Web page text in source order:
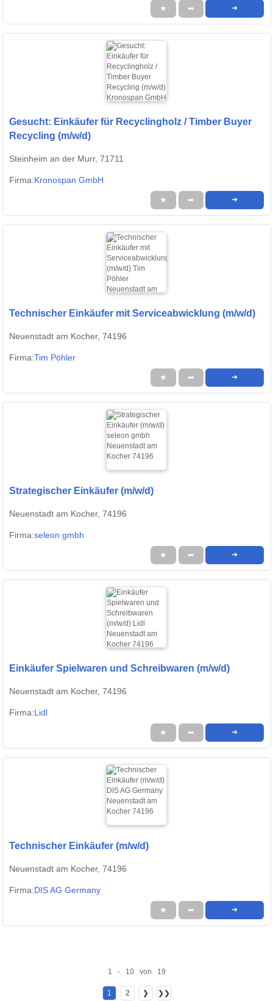
★ ➦ ➜
Gesucht: Einkäufer für Recyclingholz / Timber Buyer
Recycling (m/w/d)
Steinheim an der Murr, 71711
Firma:Kronospan GmbH
★ ➦ ➜
Technischer Einkäufer mit Serviceabwicklung (m/w/d)
Neuenstadt am Kocher, 74196
Firma:Tim Pöhler
★ ➦ ➜
Strategischer Einkäufer (m/w/d)
Neuenstadt am Kocher, 74196
Firma:seleon gmbh
★ ➦ ➜
Einkäufer Spielwaren und Schreibwaren (m/w/d)
Neuenstadt am Kocher, 74196
Firma:Lidl
★ ➦ ➜
Technischer Einkäufer (m/w/d)
Neuenstadt am Kocher, 74196
Firma:DIS AG Germany
★ ➦ ➜
1 - 10 von 19
1 2 ❯ ❯❯